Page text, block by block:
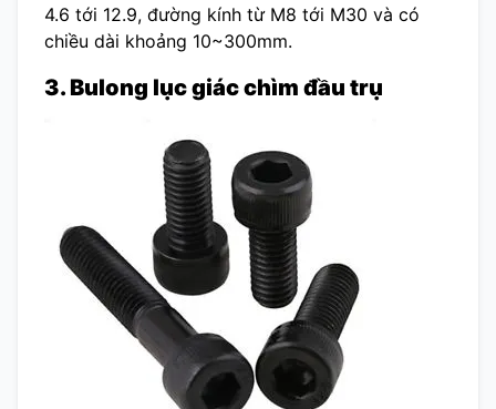
4.6 tới 12.9, đường kính từ M8 tới M30 và có
chiều dài khoảng 10~300mm.
3. Bulong lục giác chìm đầu trụ